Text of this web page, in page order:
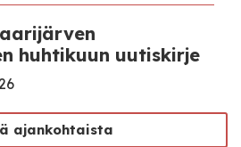
huhtikuun uutiskirje
ajankohtaista